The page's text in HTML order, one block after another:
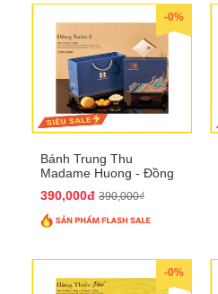
-0%
Bánh Trung Thu
Madame Huong - Đồng
390,000đ 390,000₫
-0%